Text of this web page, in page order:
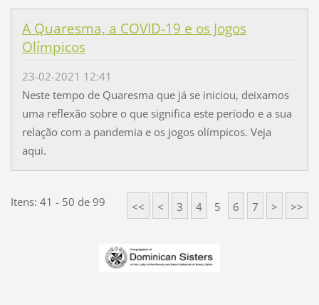
A Quaresma, a COVID-19 e os Jogos
Olímpicos
23-02-2021 12:41
Neste tempo de Quaresma que já se iniciou, deixamos
uma reflexão sobre o que significa este período e a sua
relação com a pandemia e os jogos olímpicos. Veja
aqui.
Itens: 41 - 50 de 99 << < 3 4 5 6 7 > >>